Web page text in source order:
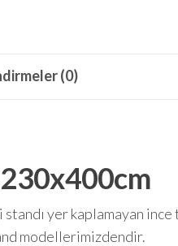
(0)
yer kaplamayan ince
modellerimizdendir.